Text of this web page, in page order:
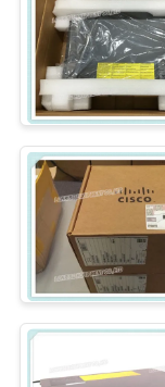
TÔI
CHUYẾN
THAM
QUAN
NHÀ
MÁY
KIỂM
Mô-
Cisco